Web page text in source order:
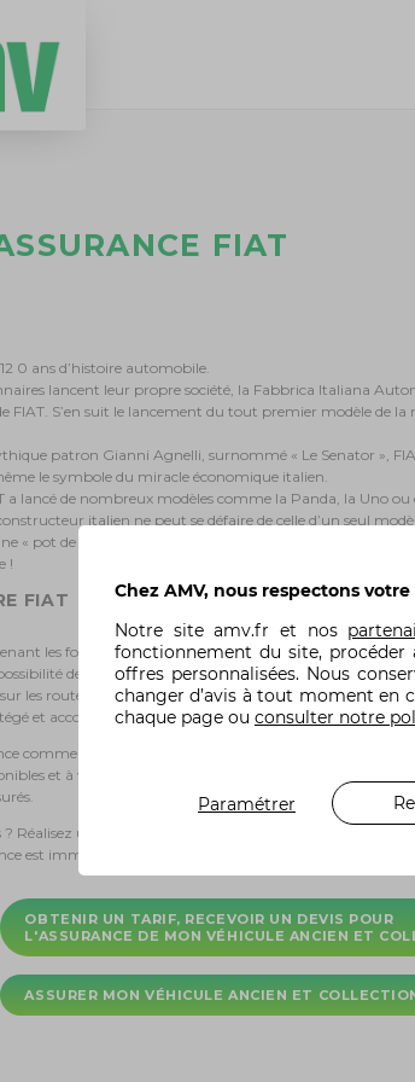
FIAT
0 ans d’histoire automobile.
lancent leur propre société, la Fabbrica Italiana
FIAT. S’en suit le lancement du tout premier modèle de la
patron Gianni Agnelli, surnommé « Le Senator »,
le symbole du miracle économique italien.
a lancé de nombreux modèles comme la Panda, la Uno ou
italien ne peut se défaire de celle d’un seul
« pot de yaourt » aux formes arrondies et à la bouille
!
FIAT
les formules d’assurance auto AMV et assurez votre
de choisir les garanties les plus adaptées à votre
les routes en toute tranquillité. Avec l’assurance auto
et accompagné en toutes circonstances.
comme assureur des particuliers,
et à votre écoute,
Réalisez un devis gratuit en ligne en quelques clics. Une
est immédiate !
OBTENIR UN TARIF, RECEVOIR UN DEVIS POUR
L'ASSURANCE DE MON VÉHICULE ANCIEN ET
ASSURER MON VÉHICULE ANCIEN ET
Chez AMV, nous respectons
Notre siteamv.fr et nos
fonctionnement du site, procéder
offres personnalisées. Nous
changer d’avis à tout moment en
chaque page ou consulter notre
Paramétrer